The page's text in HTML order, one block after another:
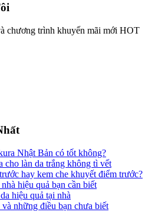
chương trình khuyến mãi mới HOT
Nhật Bản có tốt không?
cho làn da trắng không tì vết
hay kem che khuyết điểm trước?
hiệu quả bạn cần biết
hiệu quả tại nhà
những điều bạn chưa biết